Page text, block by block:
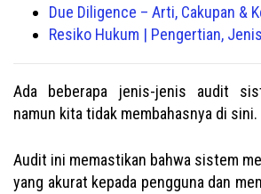
Due Diligence – Arti, Cakupan &
Resiko Hukum | Pengertian,
Ada beberapa jenis-jenis audit
namun kita tidak membahasnya di sini.
Audit ini memastikan bahwa sistem
yang akurat kepada pengguna dan